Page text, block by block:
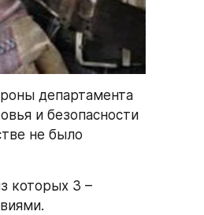
департамента
и безопасности
не было
которых 3 –